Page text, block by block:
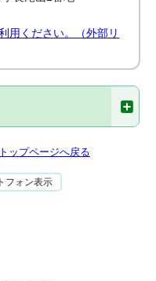
用ください。（外部リ
トップページへ戻る
フォン表示